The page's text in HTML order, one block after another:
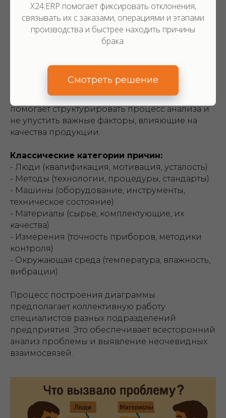
X24:ERP помогает фиксировать отклонения,
связывать их с заказами, операциями и этапами
производства и быстрее находить причины
брака.
Смотреть решение
продукции.
2.3. Причинно-следственный анализ
(Диаграмма Исикавы)
Диаграмма Исикавы, или "рыбий скелет", - это
инструмент для систематического поиска
корневых причин проблем с качеством. Она
помогает структурировать процесс анализа и
не упустить важные факторы, влияющие на
качества продукции.
Классические категории причин:
- Люди (квалификация, мотивация, усталость)
- Методы (технологии, процедуры, стандарты)
- Машины (оборудование, инструменты,
техническое состояние)
- Материалы (сырье, комплектующие, их
качества)
- Измерения (точность приборов, методики
контроля)
- Окружающая среда (температура, влажность,
вибрации)
Процесс построения диаграммы
предполагает коллективную работу
специалистов разных подразделений
предприятия. Это обеспечивает всесторонний
анализ проблемы и выявление неочевидных
взаимосвязей.